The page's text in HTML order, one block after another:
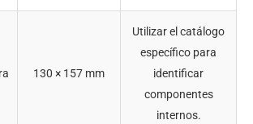
130 × 157 mm
Utilizar el catálogo
específico para
identificar
componentes
internos.